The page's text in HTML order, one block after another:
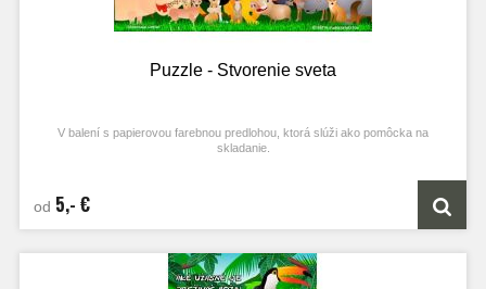
Puzzle - Stvorenie sveta
V balení s papierovou farebnou predlohou, ktorá slúži ako pomôcka na
skladanie.
od 5,- €